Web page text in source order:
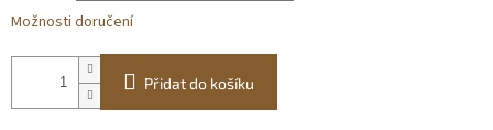
Možnosti doručení
Přidat do košíku